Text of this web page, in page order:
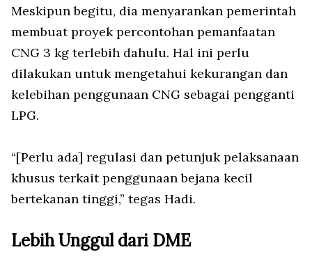
Meskipun begitu, dia menyarankan pemerintah
membuat proyek percontohan pemanfaatan
CNG 3 kg terlebih dahulu. Hal ini perlu
dilakukan untuk mengetahui kekurangan dan
kelebihan penggunaan CNG sebagai pengganti
LPG.
“[Perlu ada] regulasi dan petunjuk pelaksanaan
khusus terkait penggunaan bejana kecil
bertekanan tinggi,” tegas Hadi.
Lebih Unggul dari DME